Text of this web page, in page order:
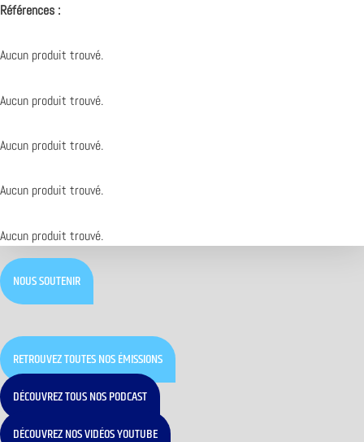
Références :
Aucun produit trouvé.
Aucun produit trouvé.
Aucun produit trouvé.
Aucun produit trouvé.
Aucun produit trouvé.
NOUS SOUTENIR
RETROUVEZ TOUTES NOS ÉMISSIONS
DÉCOUVREZ TOUS NOS PODCAST
DÉCOUVREZ NOS VIDÉOS YOUTUBE